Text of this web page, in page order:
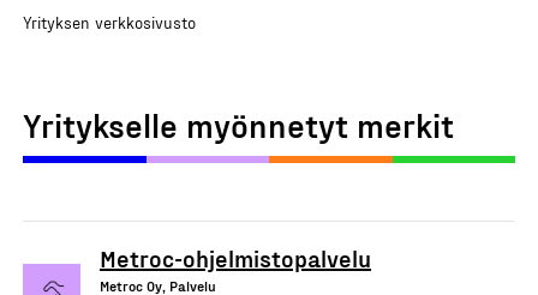
Yrityksen verkkosivusto
Yritykselle myönnetyt merkit
Metroc-ohjelmistopalvelu
Metroc Oy, Palvelu